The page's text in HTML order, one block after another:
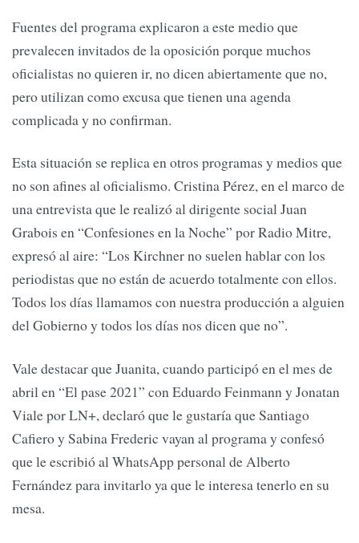
Fuentes del programa explicaron a este medio que
prevalecen invitados de la oposición porque muchos
oficialistas no quieren ir, no dicen abiertamente que no,
pero utilizan como excusa que tienen una agenda
complicada y no confirman.
Esta situación se replica en otros programas y medios que
no son afines al oficialismo. Cristina Pérez, en el marco de
una entrevista que le realizó al dirigente social Juan
Grabois en “Confesiones en la Noche” por Radio Mitre,
expresó al aire: “Los Kirchner no suelen hablar con los
periodistas que no están de acuerdo totalmente con ellos.
Todos los días llamamos con nuestra producción a alguien
del Gobierno y todos los días nos dicen que no”.
Vale destacar que Juanita, cuando participó en el mes de
abril en “El pase 2021” con Eduardo Feinmann y Jonatan
Viale por LN+, declaró que le gustaría que Santiago
Cafiero y Sabina Frederic vayan al programa y confesó
que le escribió al WhatsApp personal de Alberto
Fernández para invitarlo ya que le interesa tenerlo en su
mesa.